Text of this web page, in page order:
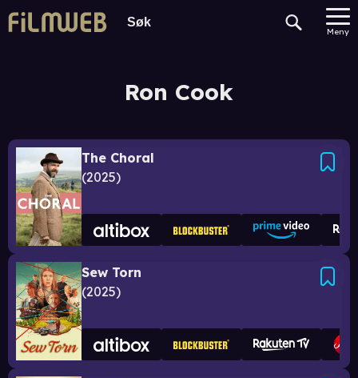
Meny
Ron Cook
The Choral
2025
Sew Torn
2025